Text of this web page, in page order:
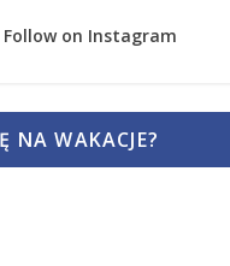
Follow on Instagram
NA WAKACJE?